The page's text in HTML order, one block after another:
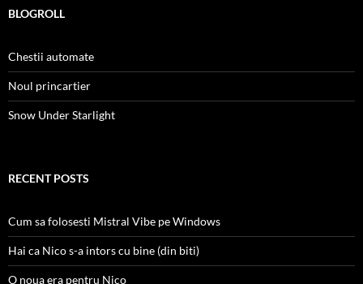
BLOGROLL
Chestii automate
Noul princartier
Snow Under Starlight
RECENT POSTS
Cum sa folosesti Mistral Vibe pe Windows
Hai ca Nico s-a intors cu bine (din biti)
O noua era pentru Nico